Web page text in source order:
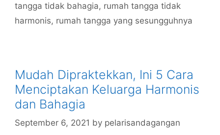
tangga tidak bahagia, rumah tangga tidak
harmonis, rumah tangga yang sesungguhnya
Mudah Dipraktekkan, Ini 5 Cara
Menciptakan Keluarga Harmonis
dan Bahagia
September 6, 2021 by pelarisandagangan